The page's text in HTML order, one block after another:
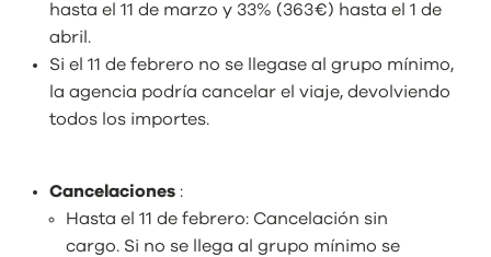
hasta el 11 de marzo y 33% (363€) hasta el 1 de
abril.
Si el 11 de febrero no se llegase al grupo mínimo,
la agencia podría cancelar el viaje, devolviendo
todos los importes.
Cancelaciones :
Hasta el 11 de febrero: Cancelación sin
cargo. Si no se llega al grupo mínimo se